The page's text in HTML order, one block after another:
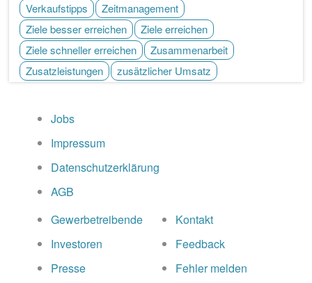
Verkaufstipps
Zeitmanagement
Ziele besser erreichen
Ziele erreichen
Ziele schneller erreichen
Zusammenarbeit
Zusatzleistungen
zusätzlicher Umsatz
Jobs
Impressum
Datenschutzerklärung
AGB
Gewerbetreibende
Investoren
Presse
Kontakt
Feedback
Fehler melden